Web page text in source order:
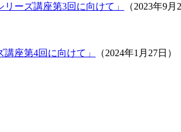
ーズ講座第3回に向けて」 （2023年9月
座第4回に向けて」 （2024年1月27日）